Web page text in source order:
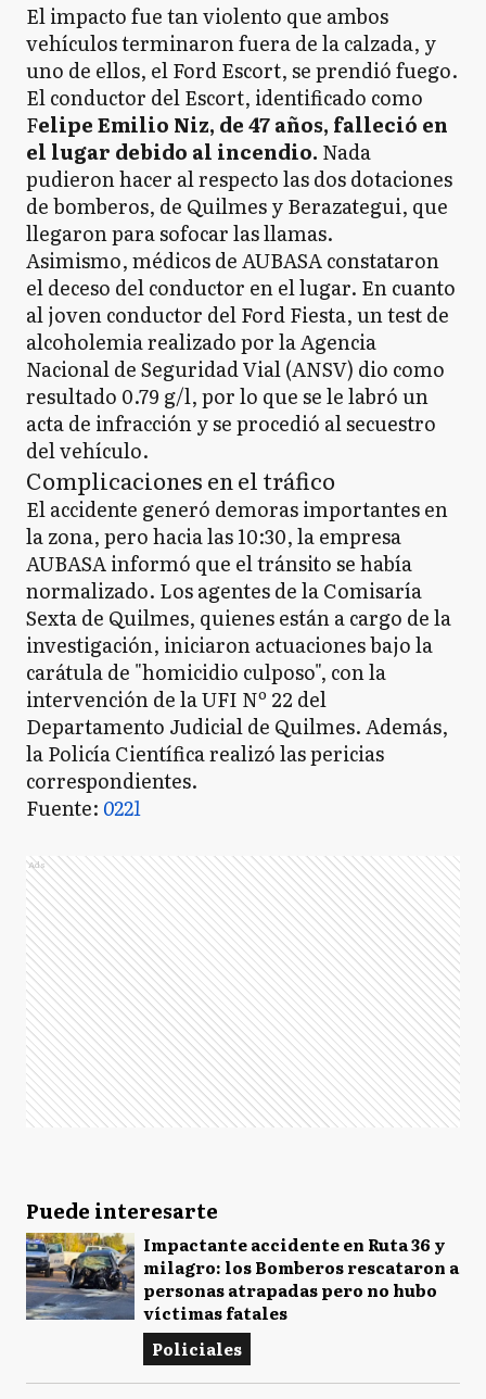
El impacto fue tan violento que ambos
vehículos terminaron fuera de la calzada, y
uno de ellos, el Ford Escort, se prendió fuego.
El conductor del Escort, identificado como
Felipe Emilio Niz, de 47 años, falleció en
el lugar debido al incendio. Nada
pudieron hacer al respecto las dos dotaciones
de bomberos, de Quilmes y Berazategui, que
llegaron para sofocar las llamas.
Asimismo, médicos de AUBASA constataron
el deceso del conductor en el lugar. En cuanto
al joven conductor del Ford Fiesta, un test de
alcoholemia realizado por la Agencia
Nacional de Seguridad Vial (ANSV) dio como
resultado 0.79 g/l, por lo que se le labró un
acta de infracción y se procedió al secuestro
del vehículo.
Complicaciones en el tráfico
El accidente generó demoras importantes en
la zona, pero hacia las 10:30, la empresa
AUBASA informó que el tránsito se había
normalizado. Los agentes de la Comisaría
Sexta de Quilmes, quienes están a cargo de la
investigación, iniciaron actuaciones bajo la
carátula de "homicidio culposo", con la
intervención de la UFI Nº 22 del
Departamento Judicial de Quilmes. Además,
la Policía Científica realizó las pericias
correspondientes.
Fuente: 0221
Ads
Puede interesarte
Impactante accidente en Ruta 36 y
milagro: los Bomberos rescataron a
personas atrapadas pero no hubo
víctimas fatales
Policiales